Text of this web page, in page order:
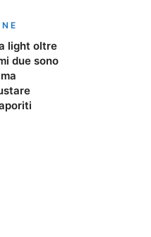
light oltre
due sono